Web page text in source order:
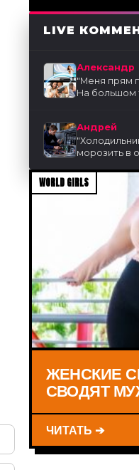
LIVE
Александр
"Меня прям
На большом
Андрей
"
морозить в
WORLD GIRLS
ЖЕНСКИЕ
СВОДЯТ
ЧИТАТЬ ➔